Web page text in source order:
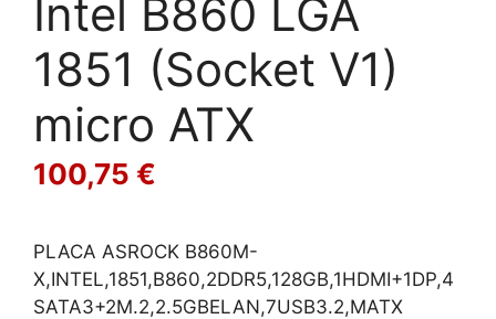
Intel B860 LGA
1851 (Socket V1)
micro ATX
100,75 €
PLACA ASROCK B860M-
X,INTEL,1851,B860,2DDR5,128GB,1HDMI+1DP,4
SATA3+2M.2,2.5GBELAN,7USB3.2,MATX